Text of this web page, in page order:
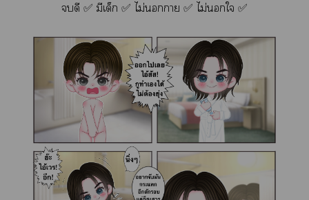
ดี ✅ มีเด็ก ✅ ไม่า ✅ ไม่ใ ✅